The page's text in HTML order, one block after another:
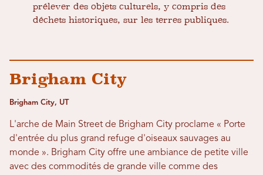
prélever des objets culturels, y compris des
déchets historiques, sur les terres publiques.
Brigham City
Brigham City, UT
L'arche de Main Street de Brigham City proclame « Porte
d'entrée du plus grand refuge d'oiseaux sauvages au
monde ». Brigham City offre une ambiance de petite ville
avec des commodités de grande ville comme des